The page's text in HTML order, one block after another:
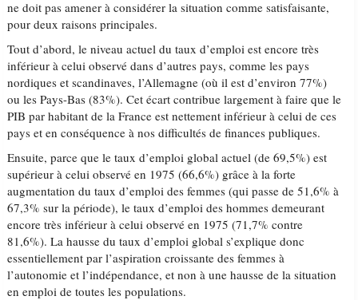
ne doit pas amener à considérer la situation comme satisfaisante,
pour deux raisons principales.
Tout d’abord, le niveau actuel du taux d’emploi est encore très
inférieur à celui observé dans d’autres pays, comme les pays
nordiques et scandinaves, l’Allemagne (où il est d’environ 77%)
ou les Pays-Bas (83%). Cet écart contribue largement à faire que le
PIB par habitant de la France est nettement inférieur à celui de ces
pays et en conséquence à nos difficultés de finances publiques.
Ensuite, parce que le taux d’emploi global actuel (de 69,5%) est
supérieur à celui observé en 1975 (66,6%) grâce à la forte
augmentation du taux d’emploi des femmes (qui passe de 51,6% à
67,3% sur la période), le taux d’emploi des hommes demeurant
encore très inférieur à celui observé en 1975 (71,7% contre
81,6%). La hausse du taux d’emploi global s’explique donc
essentiellement par l’aspiration croissante des femmes à
l’autonomie et l’indépendance, et non à une hausse de la situation
en emploi de toutes les populations.